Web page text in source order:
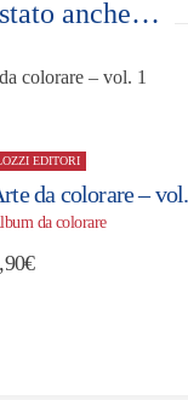
anche…
EDITORI
da colorare –
da colorare
€